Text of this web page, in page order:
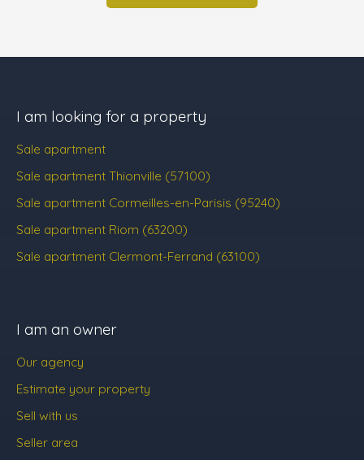
I am looking for a property
Sale apartment
Sale apartment Thionville (57100)
Sale apartment Cormeilles-en-Parisis (95240)
Sale apartment Riom (63200)
Sale apartment Clermont-Ferrand (63100)
I am an owner
Our agency
Estimate your property
Sell with us
Seller area